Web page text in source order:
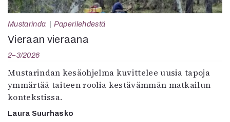
Mustarinda Paperilehdestä
Vieraan vieraana
2–3/2026
Mustarindan kesäohjelma kuvittelee uusia tapoja
ymmärtää taiteen roolia kestävämmän matkailun
kontekstissa.
Laura Suurhasko